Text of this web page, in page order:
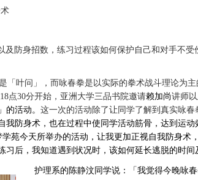
及防身招数，练习过程该如何保护自己和对手不
「叶问」，而咏春拳是以实际的拳术战斗理论为
18点30分开始，亚洲大学三品书院邀请赖加尚讲师以
的活动。 这一次的活动除了让同学了解到真实咏
我防身术，也在过程中使同学活动筋骨，达到运动
苑今天所举办的活动，让我更加正视自我防身术
后，我知道遇到状况时，该如何延长逃脱的时间
护理系的陈静汶同学说：「我觉得今晚咏